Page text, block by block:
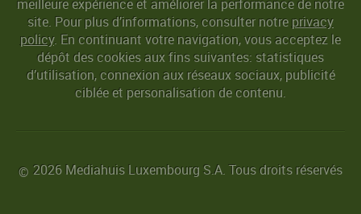
meilleure expérience et améliorer la performance de notre
site. Pour plus d’informations, consulter notreprivacy
policy. En continuant votre navigation, vous acceptez le
dépôt des cookies aux fins suivantes: statistiques
d’utilisation, connexion aux réseaux sociaux, publicité
ciblée et personalisation de contenu.
© 2026 Mediahuis Luxembourg S.A. Tous droits réservés